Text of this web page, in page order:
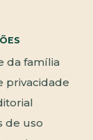
da família
privacidade
de uso